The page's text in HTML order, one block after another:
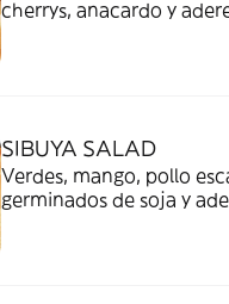
cherrys, anacardo y
SIBUYA SALAD
Verdes, mango, pollo
germinados de soja y